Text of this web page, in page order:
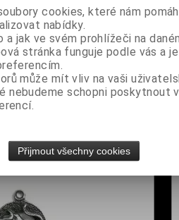
- Pírko
Koupit
cookies, které nám
nabídky.
jak ve svém prohlížeči na
stránka funguje podle vás a je
může mít vliv na vaši
nebudeme schopni poskytnout
Přijmout všechny cookies